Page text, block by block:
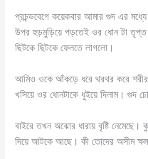
প্রচন্ডবেগে কয়েকবার আমার গুদ এর
উপর হুড়মুড়িয়ে পড়তেই ওর ধোন টা
ছিটকে ছিটকে ফেলতে লাগলো।
আমিও ওকে আঁকড়ে ধরে থরথর করে
খসিয়ে ওর ধোনটাকে ধুইয়ে দিলাম। গুদ
বাইরে তখন অঝোর ধারায় বৃষ্টি
দিয়ে আটকে আছে। কী তোদের অসীম